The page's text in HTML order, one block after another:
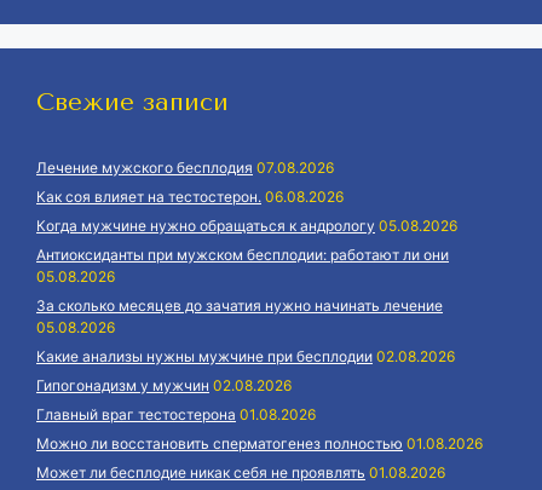
Свежие записи
Лечение мужского бесплодия 07.08.2026
Как соя влияет на тестостерон. 06.08.2026
Когда мужчине нужно обращаться к андрологу 05.08.2026
Антиоксиданты при мужском бесплодии: работают ли они
05.08.2026
За сколько месяцев до зачатия нужно начинать лечение
05.08.2026
Какие анализы нужны мужчине при бесплодии 02.08.2026
Гипогонадизм у мужчин 02.08.2026
Главный враг тестостерона 01.08.2026
Можно ли восстановить сперматогенез полностью 01.08.2026
Может ли бесплодие никак себя не проявлять 01.08.2026